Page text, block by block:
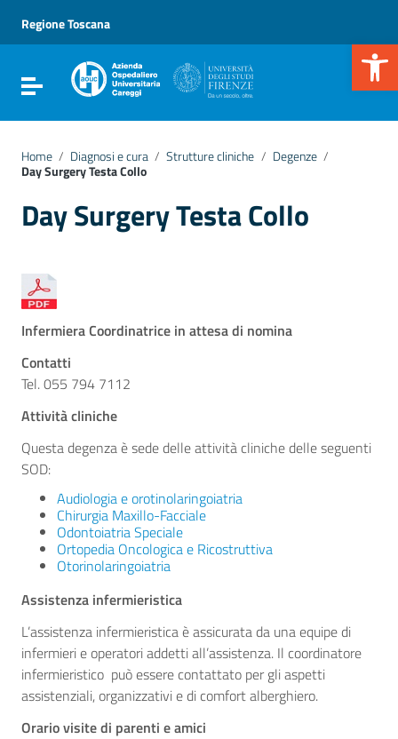
Vai al menu di navigazione
Vai al footer
Regione Toscana
Attiva / disattiva la navigazione
Home / Diagnosi e cura / Strutture cliniche / Degenze /
Day Surgery Testa Collo
Day Surgery Testa Collo
InfermieraCoordinatrice in attesa di nomina
Contatti
Tel. 055 794 7112
Attività cliniche
Questa degenza è sede delle attività cliniche delle seguenti
SOD:
Audiologia e orotinolaringoiatria
Chirurgia Maxillo-Facciale
Odontoiatria Speciale
Ortopedia Oncologica e Ricostruttiva
Otorinolaringoiatria
Assistenza infermieristica
L’assistenza infermieristica è assicurata da una equipe di
infermieri e operatori addetti all’assistenza. Il coordinatore
infermieristico può essere contattato per gli aspetti
assistenziali, organizzativi e di comfort alberghiero.
Orario visite di parenti e amici